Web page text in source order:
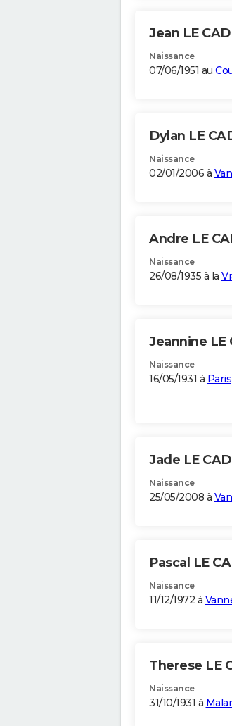
Jean LE
Naissance
07/06/1951 au
Dylan LE
Naissance
02/01/2006 à
Andre LE
Naissance
26/08/1935 à la
Jeannine LE
Naissance
16/05/1931 à Paris
Jade LE
Naissance
25/05/2008 à
Pascal LE
Naissance
11/12/1972 à
Therese LE
Naissance
31/10/1931 à